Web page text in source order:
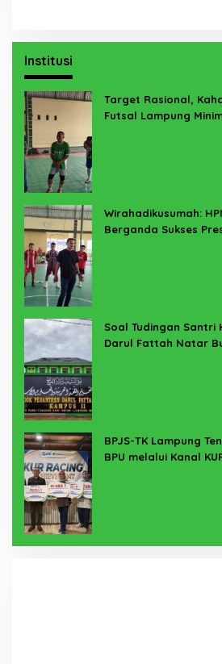
Institusi
Target Rasional,
Futsal Lampung
Wirahadikusumah:
Berganda Sukses
Soal Tudingan Santri
Darul Fattah Natar
BPJS-TK Lampung
BPU melalui Kanal